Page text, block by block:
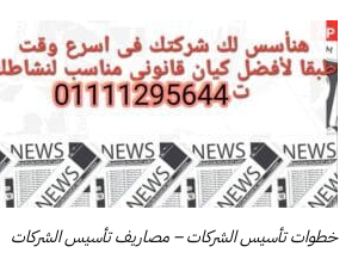
خطوات تأسيس الشركات – مصاريف تأسيس الشركات